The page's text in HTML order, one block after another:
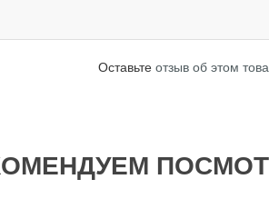
Оставьте отзыв об этом